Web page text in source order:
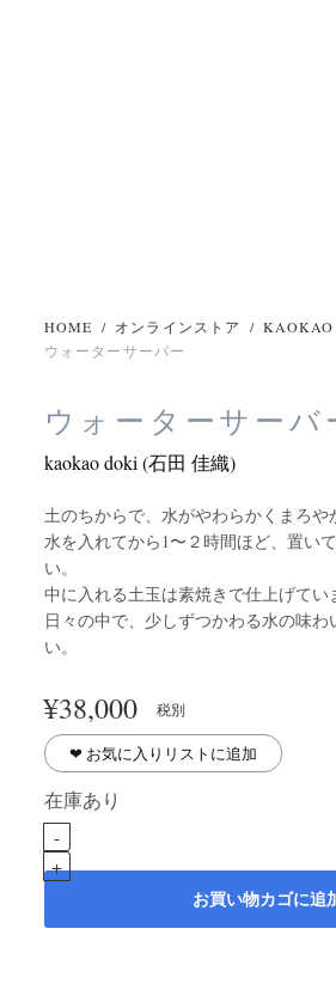
HOME / オンラインストア /
ウォーターサーバー
ウォーターサーバ
kaokao doki (石田 佳織)
土のちからで、水がやわらかくまろや
水を入れてから1〜２時間ほど、置い
い。
中に入れる土玉は素焼きで仕上げてい
日々の中で、少しずつかわる水の味わ
い。
¥38,000 税別
❤︎ お気に入りリストに追加
在庫あり
お買い物カゴに追